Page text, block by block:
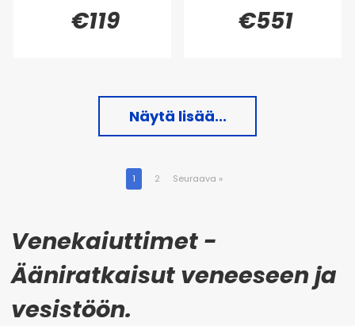
€119 €551
Näytä lisää...
1 2 Seuraava »
Venekaiuttimet -
Ääniratkaisut veneeseen ja
vesistöön.